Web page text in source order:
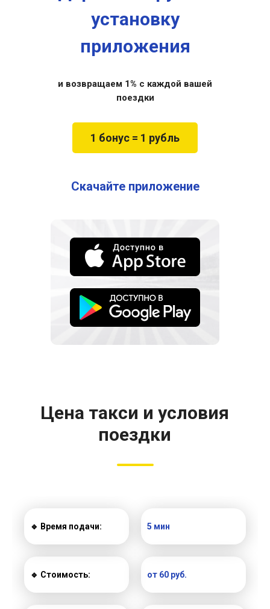
Скачайте приложение
установку
приложения
и возвращаем 1% с каждой вашей
поездки
1 бонус = 1 рубль
Цена такси и условия
поездки
🔹 Время подачи: 5 мин
🔹 Стоимость: от 60 руб.